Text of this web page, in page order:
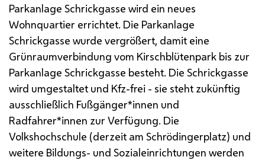
Parkanlage Schrickgasse wird ein neues
Wohnquartier errichtet. Die Parkanlage
Schrickgasse wurde vergrößert, damit eine
Grünraumverbindung vom Kirschblütenpark bis zur
Parkanlage Schrickgasse besteht. Die Schrickgasse
wird umgestaltet und Kfz-frei - sie steht zukünftig
ausschließlich Fußgänger*innen und
Radfahrer*innen zur Verfügung. Die
Volkshochschule (derzeit am Schrödingerplatz) und
weitere Bildungs- und Sozialeinrichtungen werden